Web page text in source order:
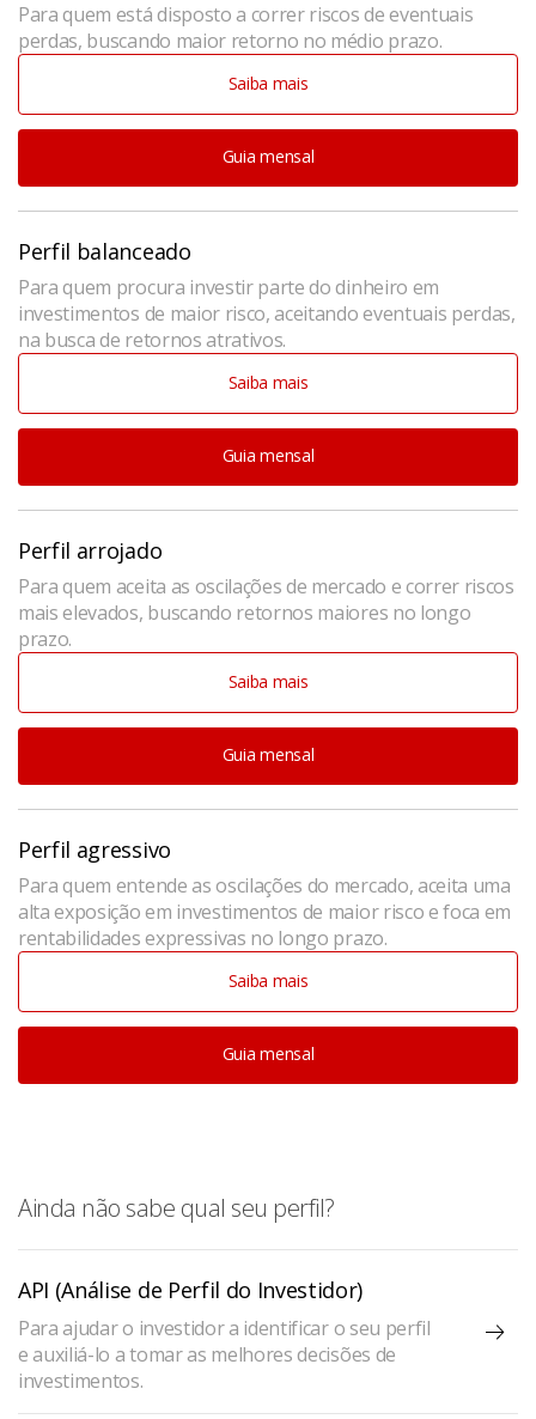
Para quem está disposto a correr riscos de eventuais
perdas, buscando maior retorno no médio prazo.
Guia mensal
Saiba mais
Perfil balanceado
Para quem procura investir parte do dinheiro em
investimentos de maior risco, aceitando eventuais perdas,
na busca de retornos atrativos.
Guia mensal
Saiba mais
Perfil arrojado
Para quem aceita as oscilações de mercado e correr riscos
mais elevados, buscando retornos maiores no longo
prazo.
Guia mensal
Saiba mais
Perfil agressivo
Para quem entende as oscilações do mercado, aceita uma
alta exposição em investimentos de maior risco e foca em
rentabilidades expressivas no longo prazo.
Guia mensal
Saiba mais
Ainda não sabe qual seu perfil?
API (Análise de Perfil do Investidor)
Para ajudar o investidor a identificar o seu perfil
e auxiliá-lo a tomar as melhores decisões de
investimentos.